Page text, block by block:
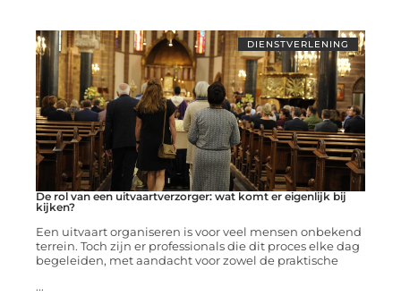
DIENSTVERLENING
De rol van een uitvaartverzorger: wat komt er eigenlijk bij
kijken?
Een uitvaart organiseren is voor veel mensen onbekend
terrein. Toch zijn er professionals die dit proces elke dag
begeleiden, met aandacht voor zowel de praktische
...